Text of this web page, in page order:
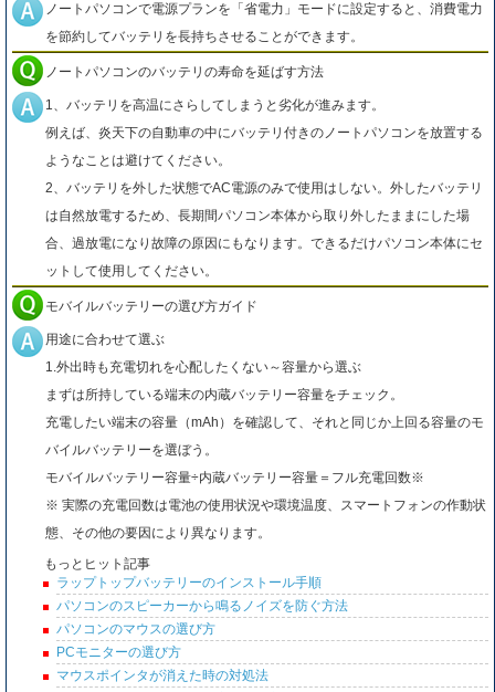
ノートパソコンで電源プランを「省電力」モードに設定すると、消費電力
を節約してバッテリを長持ちさせることができます。
ノートパソコンのバッテリの寿命を延ばす方法
1、バッテリを高温にさらしてしまうと劣化が進みます。
例えば、炎天下の自動車の中にバッテリ付きのノートパソコンを放置する
ようなことは避けてください。
2、バッテリを外した状態でAC電源のみで使用はしない。外したバッテリ
は自然放電するため、長期間パソコン本体から取り外したままにした場
合、過放電になり故障の原因にもなります。できるだけパソコン本体にセ
ットして使用してください。
モバイルバッテリーの選び方ガイド
用途に合わせて選ぶ
1.外出時も充電切れを心配したくない～容量から選ぶ
まずは所持している端末の内蔵バッテリー容量をチェック。
充電したい端末の容量（mAh）を確認して、それと同じか上回る容量のモ
バイルバッテリーを選ぼう。
モバイルバッテリー容量÷内蔵バッテリー容量＝フル充電回数※
※ 実際の充電回数は電池の使用状況や環境温度、スマートフォンの作動状
態、その他の要因により異なります。
もっとヒット記事
ラップトップバッテリーのインストール手順
パソコンのスピーカーから鳴るノイズを防ぐ方法
パソコンのマウスの選び方
PCモニターの選び方
マウスポインタが消えた時の対処法